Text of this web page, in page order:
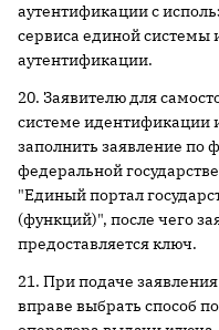
аутентификации с
сервиса единой
аутентификации.
20. Заявителю для
системе идентификации
заполнить заявление по
федеральной
"Единый портал
(функций)", после чего
предоставляется ключ.
21. При подаче
вправе выбрать способ